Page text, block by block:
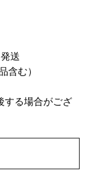
送
含む）
する場合がござ